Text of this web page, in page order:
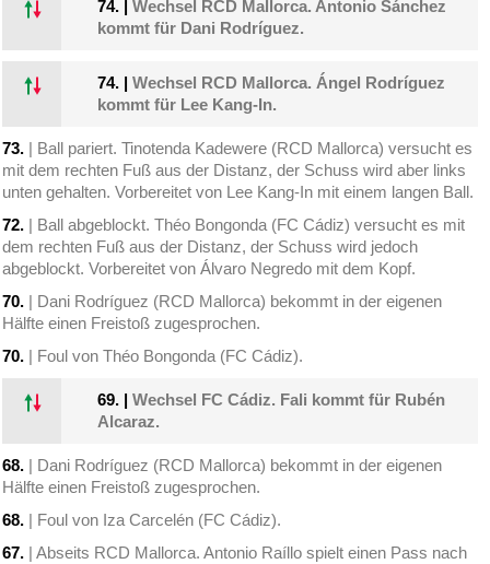
74. |Wechsel RCD Mallorca. Antonio Sánchez
kommt für Dani Rodríguez.
74. |Wechsel RCD Mallorca. Ángel Rodríguez
kommt für Lee Kang-In.
73. | Ball pariert. Tinotenda Kadewere (RCD Mallorca) versucht es
mit dem rechten Fuß aus der Distanz, der Schuss wird aber links
unten gehalten. Vorbereitet von Lee Kang-In mit einem langen Ball.
72. | Ball abgeblockt. Théo Bongonda (FC Cádiz) versucht es mit
dem rechten Fuß aus der Distanz, der Schuss wird jedoch
abgeblockt. Vorbereitet von Álvaro Negredo mit dem Kopf.
70. | Dani Rodríguez (RCD Mallorca) bekommt in der eigenen
Hälfte einen Freistoß zugesprochen.
70. | Foul von Théo Bongonda (FC Cádiz).
69. |Wechsel FC Cádiz. Fali kommt für Rubén
Alcaraz.
68. | Dani Rodríguez (RCD Mallorca) bekommt in der eigenen
Hälfte einen Freistoß zugesprochen.
68. | Foul von Iza Carcelén (FC Cádiz).
67. | Abseits RCD Mallorca. Antonio Raíllo spielt einen Pass nach